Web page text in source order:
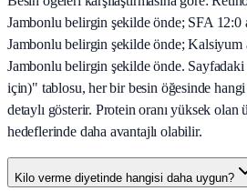
Jambonlu belirgin şekilde önde; SFA 12:0
Jambonlu belirgin şekilde önde; Kalsiyum
Jambonlu belirgin şekilde önde.
için)" tablosu, her bir besin öğesinde hangi
detaylı gösterir. Protein oranı yüksek olan
hedeflerinde daha avantajlı olabilir.
Kilo verme diyetinde hangisi daha uygun?